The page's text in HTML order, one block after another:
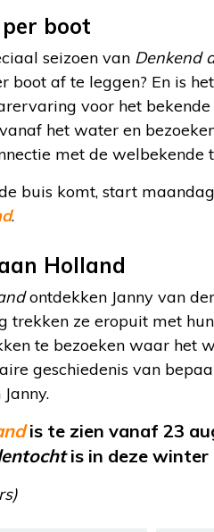
boot
seizoen van Denkend
boot af te leggen? En is
voor het
het water en
met de welbekende
buis komt, start
.
Holland
ontdekken Janny van
trekken ze eropuit met
te bezoeken waar het
geschiedenis van
is te zien vanaf 23
is in deze winter